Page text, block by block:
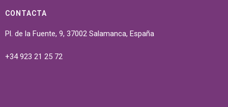
CONTACTA
Pl. de la Fuente, 9, 37002 Salamanca, España
+34 923 21 25 72